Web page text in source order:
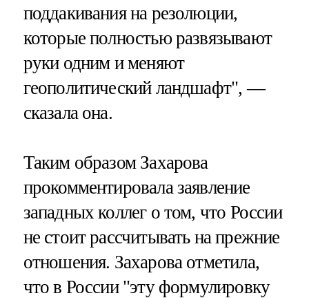
поддакивания на резолюции,
которые полностью развязывают
руки одним и меняют
геополитический ландшафт", —
сказала она.
Таким образом Захарова
прокомментировала заявление
западных коллег о том, что России
не стоит рассчитывать на прежние
отношения. Захарова отметила,
что в России "эту формулировку